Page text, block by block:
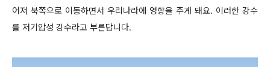
어져 북쪽으로 이동하면서 우리나라에 영향을 주게 돼요. 이러한 강수
를 저기압성 강수라고 부른답니다.